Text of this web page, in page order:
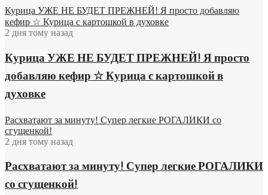
Курица УЖЕ НЕ БУДЕТ ПРЕЖНЕЙ! Я просто добавляю
кефир ☆ Курица с картошкой в духовке
2 дня тому назад
Курица УЖЕ НЕ БУДЕТ ПРЕЖНЕЙ! Я просто
добавляю кефир ☆ Курица с картошкой в
духовке
Расхватают за минуту! Супер легкие РОГАЛИКИ со
сгущенкой!
2 дня тому назад
Расхватают за минуту! Супер легкие РОГАЛИКИ
со сгущенкой!